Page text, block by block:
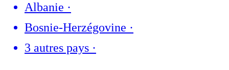
Albanie ·
Bosnie-Herzégovine ·
3 autres pays ·